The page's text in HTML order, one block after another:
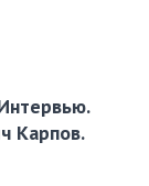
Карпов.